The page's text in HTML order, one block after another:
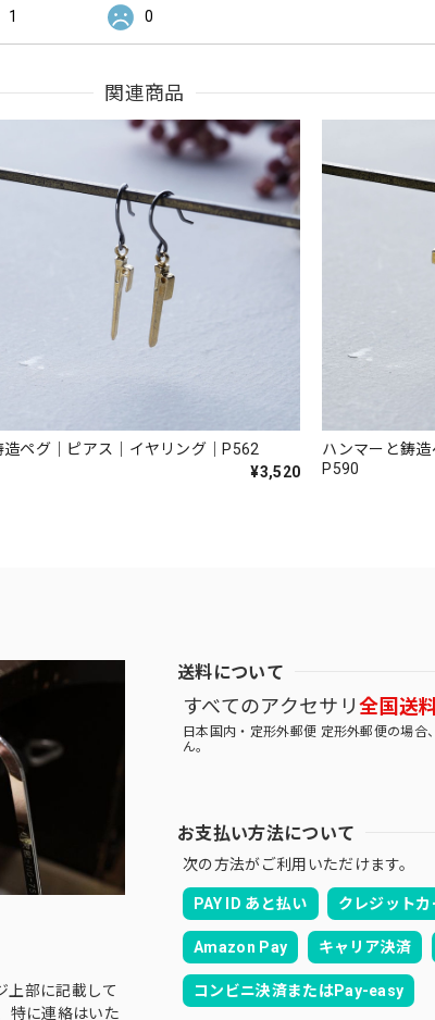
1 0
関連商品
造ペグ｜ピアス｜イヤリング｜P562
¥3,520
ハンマーと鋳造
P590
上部に記載して
特に連絡はいた
送料について
すべてのアクセサリ全国送
日本国内・定形外郵便 定形外郵便の場合
ん。
お支払い方法について
次の方法がご利用いただけます。
PAY ID あと払い クレジットカ
Amazon Pay キャリア決済
コンビニ決済またはPay-easy